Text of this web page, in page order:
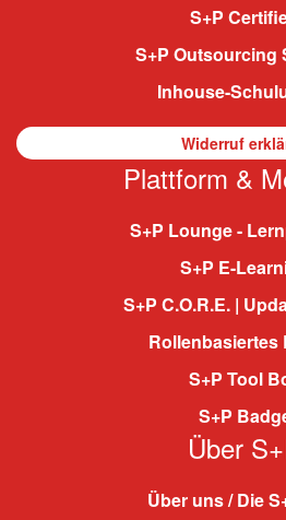
S+P
S+P Outsourcing
Inhouse-
Widerruf
Plattform &
S+P Lounge -
S+P E-
S+P C.O.R.E. |
Rollenbasiertes
S+P Tool
S+P
Über
Über uns / Die